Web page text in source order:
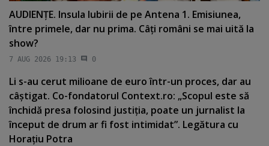
AUDIENŢE. Insula Iubirii de pe Antena 1. Emisiunea,
între primele, dar nu prima. Câţi români se mai uită la
show?
7 AUG 2026 19:13 0
Li s-au cerut milioane de euro într-un proces, dar au
câştigat. Co-fondatorul Context.ro: „Scopul este să
închidă presa folosind justiţia, poate un jurnalist la
început de drum ar fi fost intimidat”. Legătura cu
Horaţiu Potra